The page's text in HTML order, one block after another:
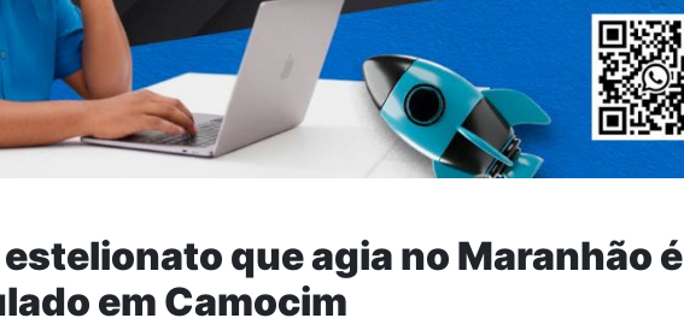
que agia no Maranhão é
em Camocim